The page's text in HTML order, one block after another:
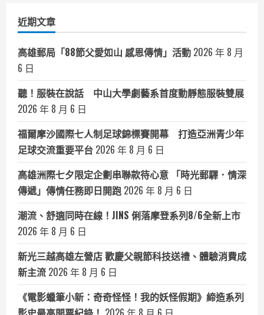
近期文章
高雄郵局「88節父愛如山 感恩傳情」活動 2026 年 8 月
6 日
聽！服裝在說話 中山大學劇藝系首度動靜態服裝雙展
2026 年 8 月 6 日
福爾摩沙國際七人制足球錦標賽開幕 打造亞洲青少年
足球交流重要平台 2026 年 8 月 6 日
高雄洲際七夕限定企劃串聯款待心意 「時光郵驛．情深
傳遞」傳情任務即日開跑 2026 年 8 月 6 日
潮流、舒適同時在線！JINS 俐落摩登系列8/6全新上市
2026 年 8 月 6 日
新光三越高雄左營店 歡慶父親節科技送禮、體驗消費成
新主流 2026 年 8 月 6 日
《電影蠟筆小新：奇奇怪怪！我的妖怪假期》締造系列